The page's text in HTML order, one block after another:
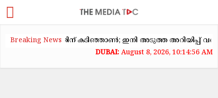
Breaking Newsകടിഞ്ഞാൺ; ഇനി അടുത്ത അറിയിപ്പ് വരെ
August 8, 2026, 10:14:56 AM